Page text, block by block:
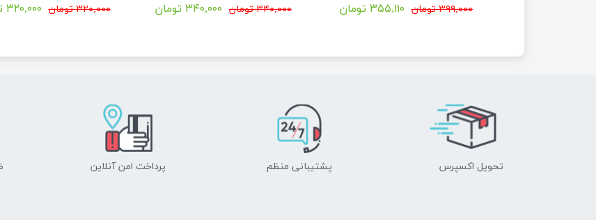
۳۲۰,۰۰۰ تومان ۳۲۰,۰۰۰ تومان ۳۴۰,۰۰۰ تومان ۳۴۰,۰۰۰ تومان ۳۹۹,۰۰۰ تومان ۳۵۵,۱۱۰ تومان
تحویل اکسپرس پشتیبانی منظم پرداخت امن آنلاین